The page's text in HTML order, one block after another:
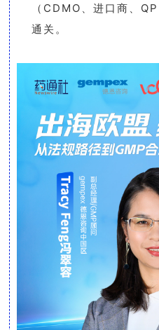
（ CDMO 、进口商、 QP
通关。